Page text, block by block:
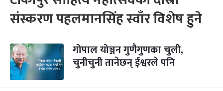
संस्करण पहलमानसिंह स्वाँर विशेष हुने
गोपाल योञ्जन गुणैगुणका चुली,
चुनीचुनी तानेछन् ईश्वरले पनि